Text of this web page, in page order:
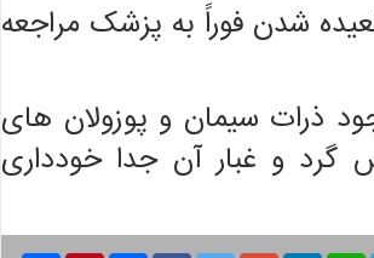
شدن فوراً به پزشک مراجعه
ذرات سیمان و پوزولان های
گرد و غبار آن جدا خودداری